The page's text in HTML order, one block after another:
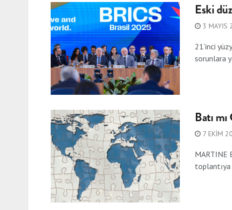
Eski
3 MAYIS
21’inci
sorunlara
Batı
7 EKIM
MARTINE
toplantıya